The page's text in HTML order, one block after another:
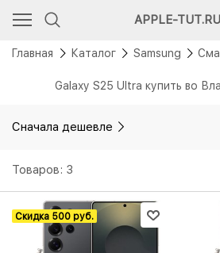
APPLE-TUT.RU
Главная Каталог Samsung
Galaxy S25 Ultra купить во
Сначала дешевле
Товаров: 3
Скидка 500 руб.